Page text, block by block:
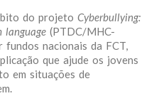
do projeto Cyberbullying:
language (PTDC/MHC-
nacionais da FCT,
que ajude os jovens
em situações de